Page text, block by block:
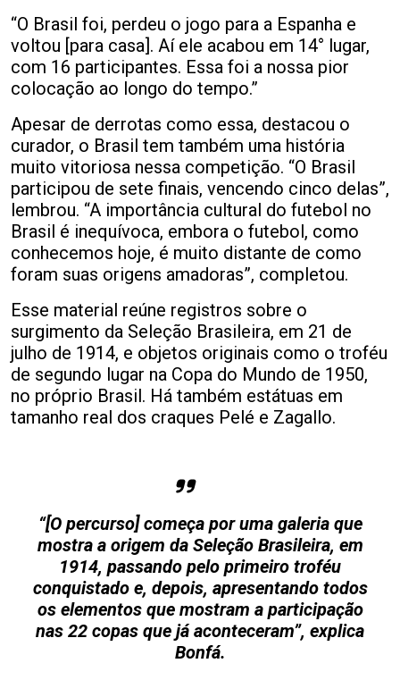
“O Brasil foi, perdeu o jogo para a Espanha e
voltou [para casa]. Aí ele acabou em 14° lugar,
com 16 participantes. Essa foi a nossa pior
colocação ao longo do tempo.”
Apesar de derrotas como essa, destacou o
curador, o Brasil tem também uma história
muito vitoriosa nessa competição. “O Brasil
participou de sete finais, vencendo cinco delas”,
lembrou. “A importância cultural do futebol no
Brasil é inequívoca, embora o futebol, como
conhecemos hoje, é muito distante de como
foram suas origens amadoras”, completou.
Esse material reúne registros sobre o
surgimento da Seleção Brasileira, em 21 de
julho de 1914, e objetos originais como o troféu
de segundo lugar na Copa do Mundo de 1950,
no próprio Brasil. Há também estátuas em
tamanho real dos craques Pelé e Zagallo.
“[O percurso] começa por uma galeria que
mostra a origem da Seleção Brasileira, em
1914, passando pelo primeiro troféu
conquistado e, depois, apresentando todos
os elementos que mostram a participação
nas 22 copas que já aconteceram”, explica
Bonfá.